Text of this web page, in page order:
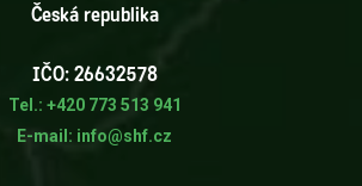
Česká republika
IČO: 26632578
Tel.: +420 773 513 941
E-mail: info@shf.cz